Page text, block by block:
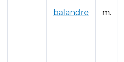
balandre m.